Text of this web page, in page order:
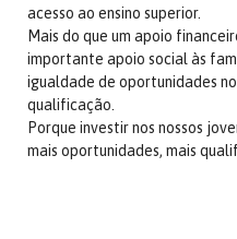
acesso ao ensino superior.
Mais do que um apoio
importante apoio social às
igualdade de oportunidades
qualificação.
Porque investir nos nossos
mais oportunidades, mais